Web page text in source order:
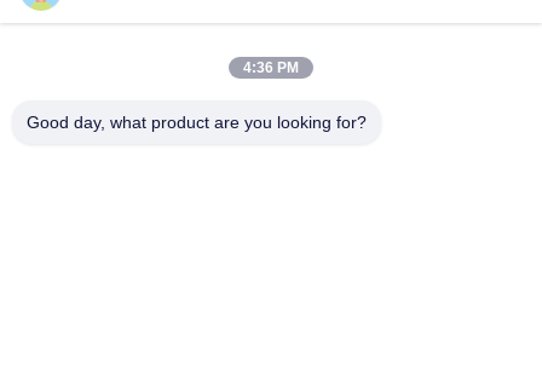
principais de ESD & produtos da sala de limpeza, nós
Casa
Produtos
4:36 PM
Good day, what product are you looking for?